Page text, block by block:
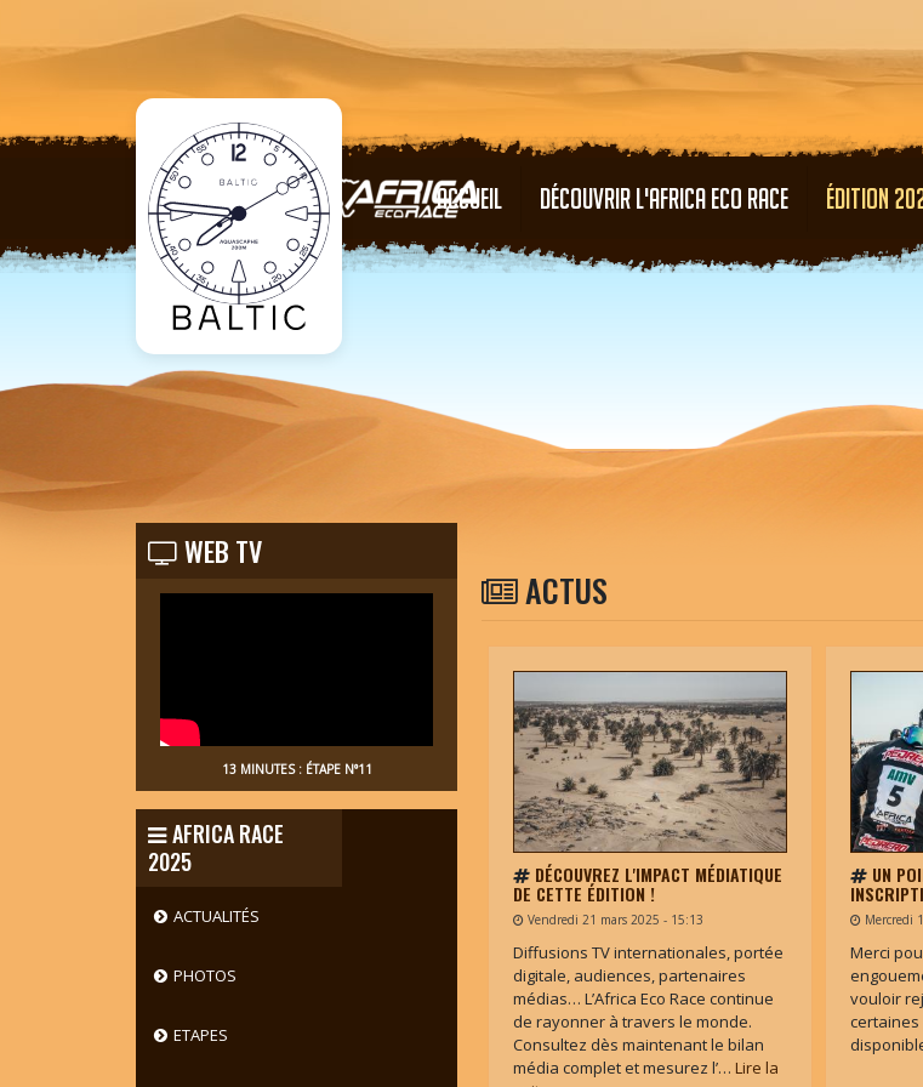
ACCUEIL DÉCOUVRIR L'AFRICA ECO RACE ÉDITION
WEB TV
13 MINUTES : ÉTAPE N°11
AFRICA RACE
2025
ACTUALITÉS
PHOTOS
ETAPES
ACTUS
DÉCOUVREZ L'IMPACT MÉDIATIQUE
DE CETTE ÉDITION !
Vendredi 21 mars 2025 - 15:13
Diffusions TV internationales, portée
digitale, audiences, partenaires
médias… L’Africa Eco Race continue
de rayonner à travers le monde.
Consultez dès maintenant le bilan
média complet et mesurez l’… Lire la
UN
Mercredi
Merci
vouloir
certaines